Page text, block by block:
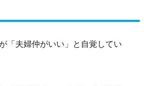
「夫婦仲がいい」と自覚してい